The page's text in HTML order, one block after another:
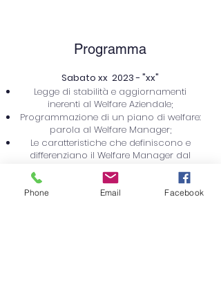
Programma
Sabato xx 2023 - "xx"
Legge di stabilità e aggiornamenti
inerenti al Welfare Aziendale;
Programmazione di un piano di welfare:
parola al Welfare Manager;
Le caratteristiche che definiscono e
differenziano il Welfare Manager dal
Panoramica sulle possibilità di indagine
come analisi di clima;
Phone Email Facebook